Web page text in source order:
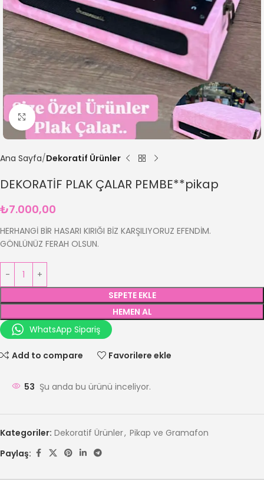
Büyütmek için tıklayın
Ana Sayfa Dekoratif Ürünler
DEKORATİF PLAK ÇALAR PEMBE**pikap
₺7.000,00
HERHANGİ BİR HASARI KIRIĞI BİZ KARŞILIYORUZ EFENDİM.
GÖNLÜNÜZ FERAH OLSUN.
SEPETE EKLE
HEMEN AL
WhatsApp Sipariş
Add to compare Favorilere ekle
53 Şu anda bu ürünü inceliyor.
Kategoriler: Dekoratif Ürünler, Pikap ve Gramafon
Paylaş: